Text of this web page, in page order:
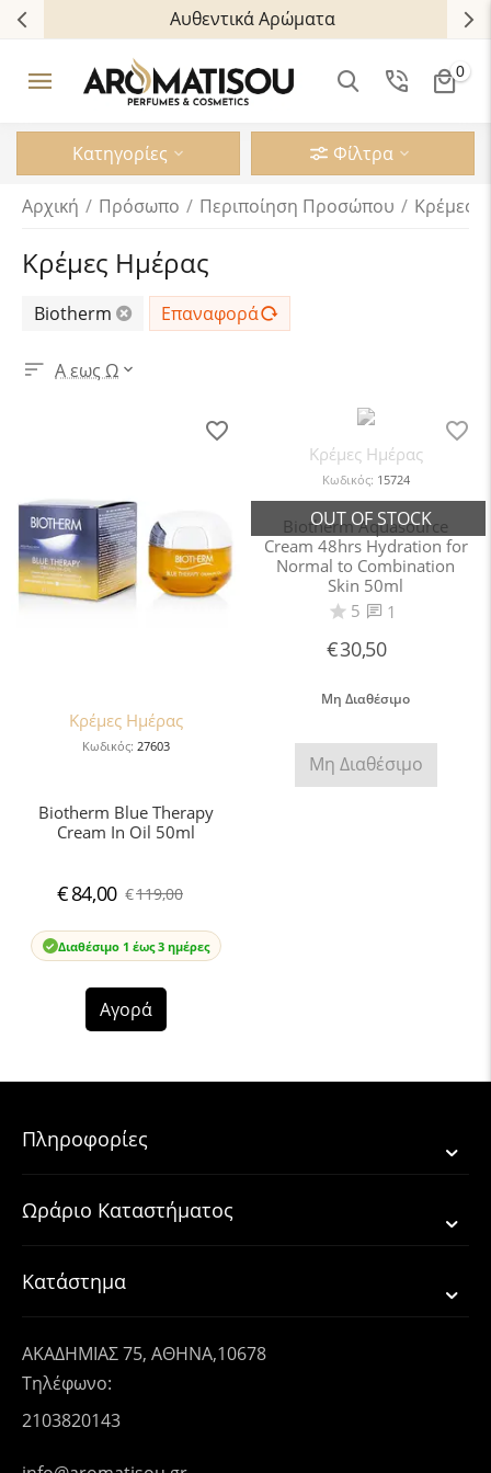
Αυθεντικά Αρώματα
0
Κατηγορίες Φίλτρα
Αρχική / Πρόσωπο / Περιποίηση Προσώπου / Κρέμες
Κρέμες Ημέρας
Biotherm Επαναφορά
Α εως Ω
Κρέμες Ημέρας
Κωδικός: 27603
Biotherm Blue Therapy
Cream In Oil 50ml
€119,00
€84,00
Διαθέσιμο 1 έως 3 ημέρες
Αγορά
Κρέμες Ημέρας
Κωδικός: 15724
Biotherm Aquasource
Cream 48hrs Hydration for
Normal to Combination
Skin 50ml
5
1
€30,50
Μη Διαθέσιμο
Μη Διαθέσιμο
Πληροφορίες
Ωράριο Καταστήματος
Κατάστημα
ΑΚΑΔΗΜΙΑΣ 75, ΑΘΗΝΑ,10678
Τηλέφωνο:
2103820143